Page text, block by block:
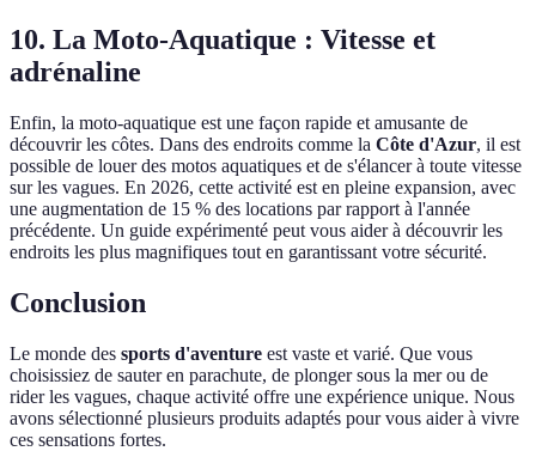
10. La Moto-Aquatique : Vitesse et
adrénaline
Enfin, la moto-aquatique est une façon rapide et amusante de
découvrir les côtes. Dans des endroits comme la Côte d'Azur, il est
possible de louer des motos aquatiques et de s'élancer à toute vitesse
sur les vagues. En 2026, cette activité est en pleine expansion, avec
une augmentation de 15 % des locations par rapport à l'année
précédente. Un guide expérimenté peut vous aider à découvrir les
endroits les plus magnifiques tout en garantissant votre sécurité.
Conclusion
Le monde des sports d'aventure est vaste et varié. Que vous
choisissiez de sauter en parachute, de plonger sous la mer ou de
rider les vagues, chaque activité offre une expérience unique. Nous
avons sélectionné plusieurs produits adaptés pour vous aider à vivre
ces sensations fortes.